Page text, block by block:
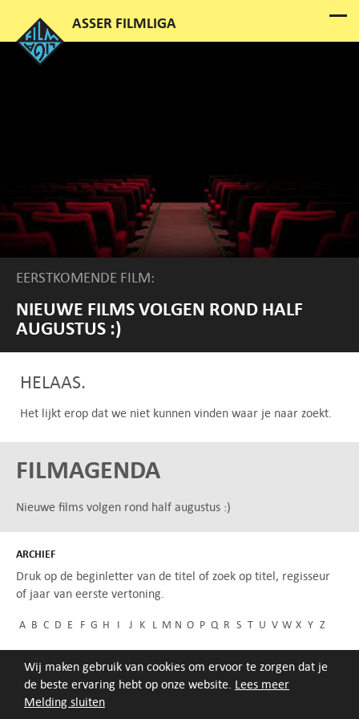
Melding sluiten
Wij maken gebruik van cookies om ervoor te zorgen dat je
de beste ervaring hebt op onze website. Lees meer
EERSTKOMENDE FILM:
NIEUWE FILMS VOLGEN ROND HALF
AUGUSTUS :)
HELAAS.
Het lijkt erop dat we niet kunnen vinden waar je naar zoekt.
FILMAGENDA
Nieuwe films volgen rond half augustus :)
ARCHIEF
Druk op de beginletter van de titel of zoek op titel, regisseur
of jaar van eerste vertoning.
A B C D E F G H I J K L M N O P Q R S T U V W X Y Z